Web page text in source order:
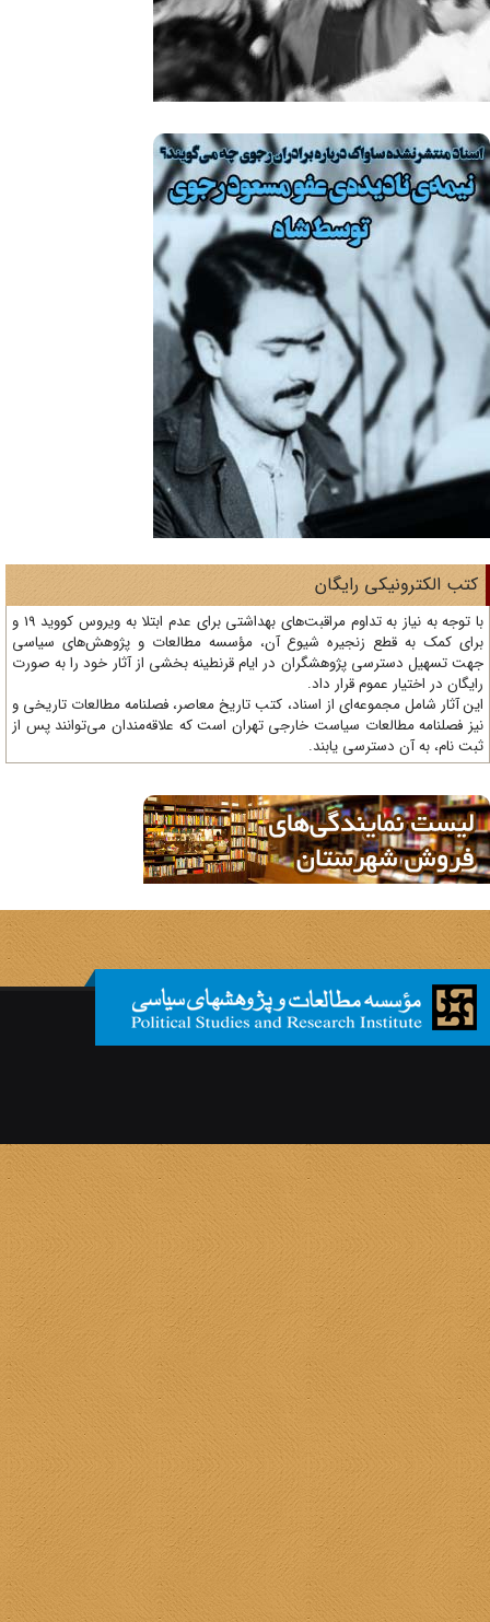
رایگان
با توجه به نیاز به تداوم مراقبت‌های بهداشتی برای عدم ابتلا به ویروس کووید 19 و
زنجیره شیوع آن، مؤسسه مطالعات و پژوهش‌های سیاسی
پژوهشگران در ایام قرنطینه بخشی از آثار خود را به صورت
قرار داد.
از اسناد، کتب تاریخ معاصر، فصلنامه‌ مطالعات تاریخی و
سیاست خارجی تهران است که علاقه‌مندان می‌توانند پس از
یابند.